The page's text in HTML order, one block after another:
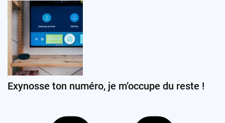
Exynosse ton numéro, je m’occupe du reste !